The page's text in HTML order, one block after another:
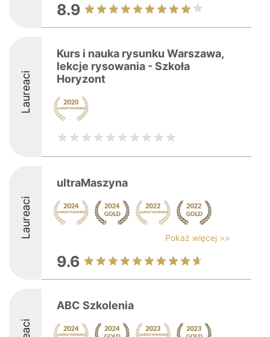
8.9
Laureaci
Kurs i nauka rysunku Warszawa,
lekcje rysowania - Szkoła
Horyzont
Laureaci
ultraMaszyna
Pokaż więcej >>
9.6
ABC Szkolenia